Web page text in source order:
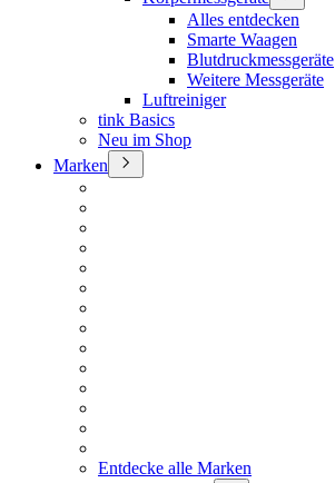
Alles entdecken
Smarte Waagen
Blutdruckmessgeräte
Weitere Messgeräte
Luftreiniger
tink Basics
Neu im Shop
Marken
Entdecke alle Marken